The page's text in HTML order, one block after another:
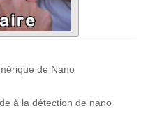
de Nano
à la détection de nano